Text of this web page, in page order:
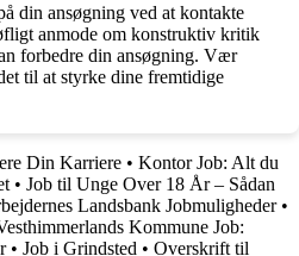
din ansøgning ved at kontakte
anmode om konstruktiv kritik
forbedre din ansøgning. Vær
til at styrke dine fremtidige
Din Karriere • Kontor Job: Alt du
• Job til Unge Over 18 År – Sådan
Landsbank Jobmuligheder•
Kommune Job:
• Job i Grindsted • Overskrift til